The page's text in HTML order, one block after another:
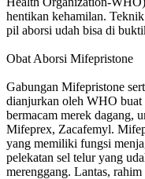
hentikan kehamilan.
pil aborsi udah bisa di
Obat Aborsi Mifepristone
Gabungan Mifepristone
dianjurkan oleh WHO buat
bermacam merek dagang,
Mifeprex, Zacafemyl.
yang memiliki fungsi
pelekatan sel telur yang
merenggang. Lantas,